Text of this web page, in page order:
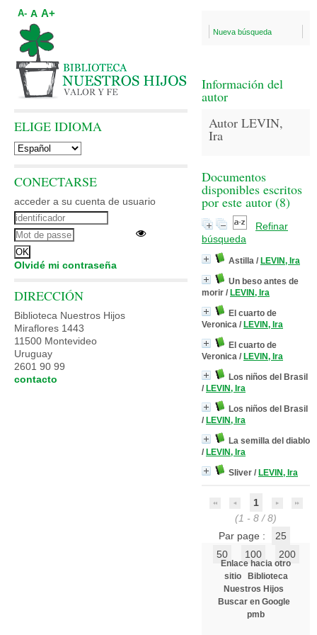
Nueva búsqueda
Información del
autor
Autor LEVIN,
Ira
Documentos
disponibles escritos
por este autor (8)
Refinar
búsqueda
Astilla / LEVIN, Ira
Un beso antes de
morir / LEVIN, Ira
El cuarto de
Veronica / LEVIN, Ira
El cuarto de
Veronica / LEVIN, Ira
Los niños del Brasil
/ LEVIN, Ira
Los niños del Brasil
/ LEVIN, Ira
La semilla del diablo
/ LEVIN, Ira
Sliver / LEVIN, Ira
1
(1 - 8 / 8)
Par page :
25
50
100 200
Enlace hacia otro
sitio
Biblioteca
Nuestros Hijos
Buscar en Google
pmb
A- A A+
ELIGE IDIOMA
CONECTARSE
acceder a su cuenta de usuario
Olvidé mi contraseña
DIRECCIÓN
Biblioteca Nuestros Hijos
Miraflores 1443
11500 Montevideo
Uruguay
2601 90 99
contacto